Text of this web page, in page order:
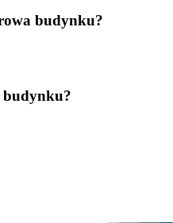
budynku?
budynku?